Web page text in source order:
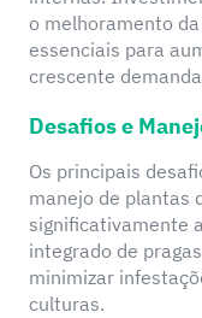
o melhoramento
essenciais para
crescente
Desafios e
Os principais
manejo de plantas
significativamente
integrado de
minimizar
culturas.